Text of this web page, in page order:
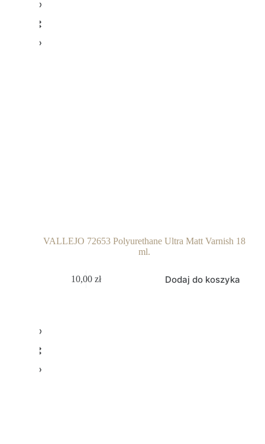
VALLEJO 72653 Polyurethane Ultra Matt Varnish 18
ml.
10,00 zł Dodaj do koszyka